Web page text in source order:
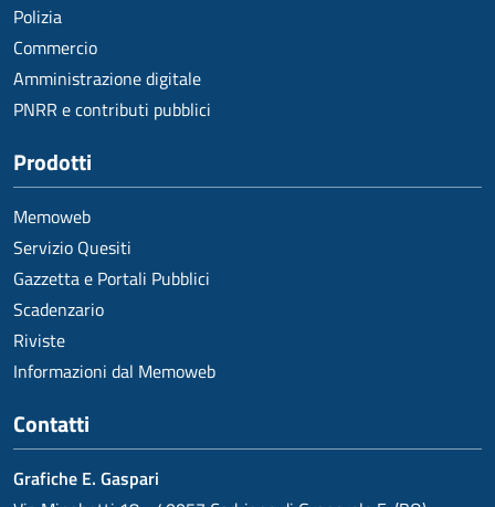
Polizia
Commercio
Amministrazione digitale
PNRR e contributi pubblici
Prodotti
Memoweb
Servizio Quesiti
Gazzetta e Portali Pubblici
Scadenzario
Riviste
Informazioni dal Memoweb
Contatti
Grafiche E. Gaspari